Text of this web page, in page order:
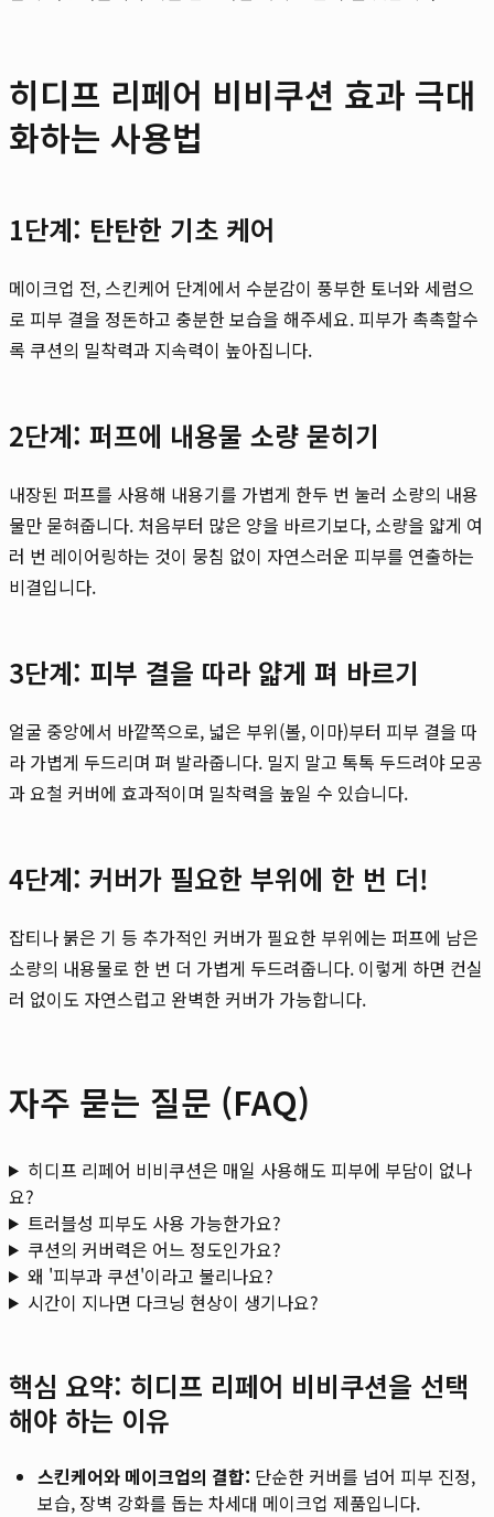
히디프 리페어 비비쿠션 효과 극대
화하는 사용법
1단계: 탄탄한 기초 케어
메이크업 전, 스킨케어 단계에서 수분감이 풍부한 토너와 세럼으
로 피부 결을 정돈하고 충분한 보습을 해주세요. 피부가 촉촉할수
록 쿠션의 밀착력과 지속력이 높아집니다.
2단계: 퍼프에 내용물 소량 묻히기
내장된 퍼프를 사용해 내용기를 가볍게 한두 번 눌러 소량의 내용
물만 묻혀줍니다. 처음부터 많은 양을 바르기보다, 소량을 얇게 여
러 번 레이어링하는 것이 뭉침 없이 자연스러운 피부를 연출하는
비결입니다.
3단계: 피부 결을 따라 얇게 펴 바르기
얼굴 중앙에서 바깥쪽으로, 넓은 부위(볼, 이마)부터 피부 결을 따
라 가볍게 두드리며 펴 발라줍니다. 밀지 말고 톡톡 두드려야 모공
과 요철 커버에 효과적이며 밀착력을 높일 수 있습니다.
4단계: 커버가 필요한 부위에 한 번 더!
잡티나 붉은 기 등 추가적인 커버가 필요한 부위에는 퍼프에 남은
소량의 내용물로 한 번 더 가볍게 두드려줍니다. 이렇게 하면 컨실
러 없이도 자연스럽고 완벽한 커버가 가능합니다.
자주 묻는 질문 (FAQ)
히디프 리페어 비비쿠션은 매일 사용해도 피부에 부담이 없나
요?
트러블성 피부도 사용 가능한가요?
쿠션의 커버력은 어느 정도인가요?
왜 '피부과 쿠션'이라고 불리나요?
시간이 지나면 다크닝 현상이 생기나요?
핵심 요약: 히디프 리페어 비비쿠션을 선택
해야 하는 이유
스킨케어와 메이크업의 결합: 단순한 커버를 넘어 피부 진정,
보습, 장벽 강화를 돕는 차세대 메이크업 제품입니다.